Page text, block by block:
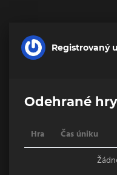
Registrovaný
Odehrané hry
Hra Čas úniku